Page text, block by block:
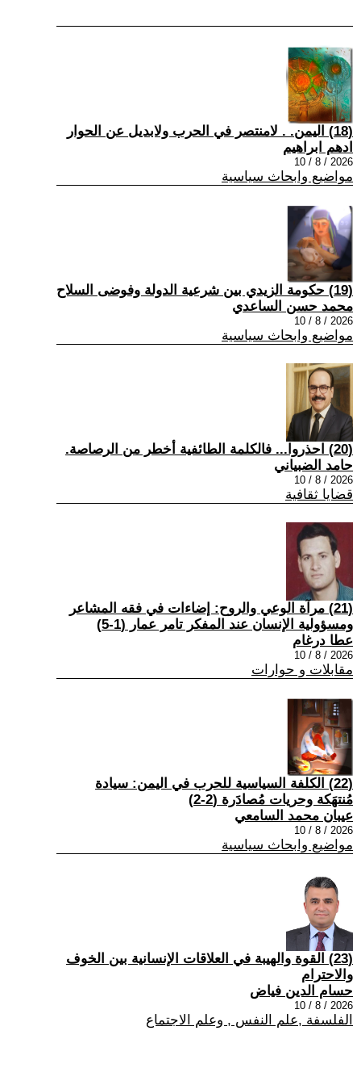
(18) اليمن. . لامنتصر في الحرب ولابديل عن الحوار
ادهم ابراهيم
2026 / 8 / 10
مواضيع وابحاث سياسية
(19) حكومة الزيدي بين شرعية الدولة وفوضى السلاح
محمد حسن الساعدي
2026 / 8 / 10
مواضيع وابحاث سياسية
(20) احذروا... فالكلمة الطائفية أخطر من الرصاصة.
حامد الضبياني
2026 / 8 / 10
قضايا ثقافية
(21) مرآة الوعي والروح: إضاءات في فقه المشاعر
ومسؤولية الإنسان عند المفكر تامر عمار (1-5)
عطا درغام
2026 / 8 / 10
مقابلات و حوارات
(22) الكلفة السياسية للحرب في اليمن: سيادة
مُنتهَكة وحريات مُصادَرة (2-2)
عيبان محمد السامعي
2026 / 8 / 10
مواضيع وابحاث سياسية
(23) القوة والهيبة في العلاقات الإنسانية بين الخوف
والاحترام
حسام الدين فياض
2026 / 8 / 10
الفلسفة ,علم النفس , وعلم الاجتماع